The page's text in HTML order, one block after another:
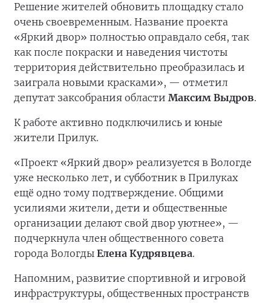
Решение жителей обновить площадку стало
очень своевременным. Название проекта
«Яркий двор» полностью оправдало себя, так
как после покраски и наведения чистоты
территория действительно преобразилась и
заиграла новыми красками», — отметил
депутат заксобрания области Максим Выдров.
К работе активно подключились и юные
жители Прилук.
«Проект «Яркий двор» реализуется в Вологде
уже несколько лет, и субботник в Прилуках
ещё одно тому подтверждение. Общими
усилиями жители, дети и общественные
организации делают свой двор уютнее», —
подчеркнула член общественного совета
города Вологды Елена Кудрявцева.
Напомним, развитие спортивной и игровой
инфраструктуры, общественных пространств